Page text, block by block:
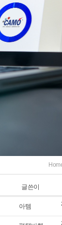
글쓴이
아템